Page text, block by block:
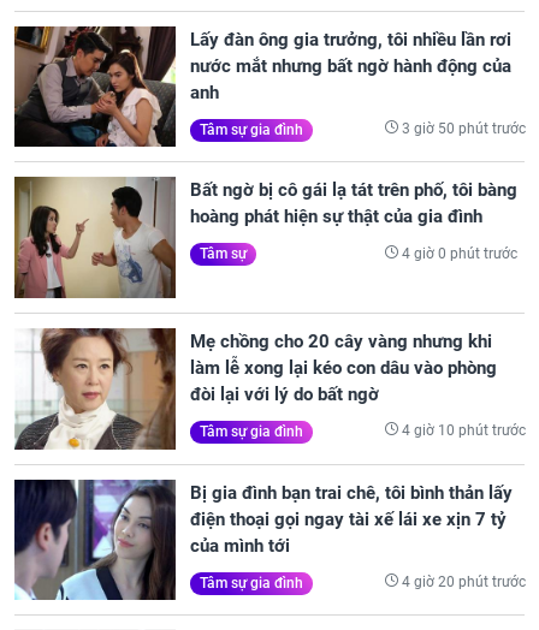
Lấy đàn ông gia trưởng, tôi nhiều lần rơi
nước mắt nhưng bất ngờ hành động của
anh
Tâm sự gia đình 3 giờ 50 phút trước
Bất ngờ bị cô gái lạ tát trên phố, tôi bàng
hoàng phát hiện sự thật của gia đình
Tâm sự 4 giờ 0 phút trước
Mẹ chồng cho 20 cây vàng nhưng khi
làm lễ xong lại kéo con dâu vào phòng
đòi lại với lý do bất ngờ
Tâm sự gia đình 4 giờ 10 phút trước
Bị gia đình bạn trai chê, tôi bình thản lấy
điện thoại gọi ngay tài xế lái xe xịn 7 tỷ
của mình tới
Tâm sự gia đình 4 giờ 20 phút trước